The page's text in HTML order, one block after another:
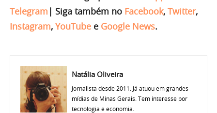
Telegram | Siga também no Facebook, Twitter,
Instagram, YouTube e Google News.
Natália Oliveira
Jornalista desde 2011. Já atuou em grandes
mídias de Minas Gerais. Tem interesse por
tecnologia e economia.